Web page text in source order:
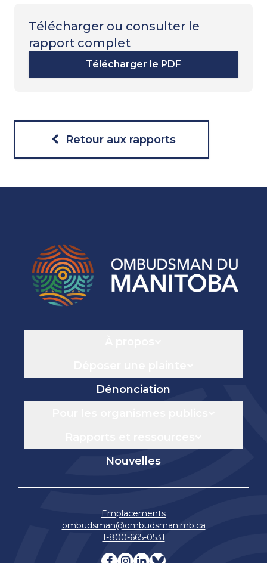
Télécharger ou consulter le
rapport complet
Télécharger le PDF
Retour aux rapports
Dénonciation
Nouvelles
Emplacements
ombudsman@ombudsman.mb.ca
1-800-665-0531
Visitez notre facebook page
Visitez notre instagram
Visitez notre linkedin
Visitez notre